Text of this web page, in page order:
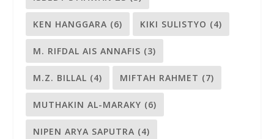
KEN HANGGARA (6) KIKI SULISTYO (4)
M. RIFDAL AIS ANNAFIS (3)
M.Z. BILLAL (4) MIFTAH RAHMET (7)
MUTHAKIN AL-MARAKY (6)
NIPEN ARYA SAPUTRA (4)